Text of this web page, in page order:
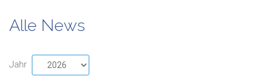
Alle News
Jahr